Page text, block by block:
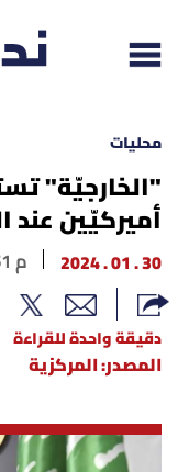
إقرأ الجريدة
لبنان
الغلاف
محليات
محليات
"الخارجيّة"
أميركيّين عند
30 . 01 . 2024 04 : 51 م
دقيقة واحدة للقراءة
المصدر: المركزية